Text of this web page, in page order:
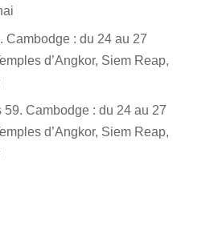
Cambodge : du 24 au 27
d’Angkor, Siem Reap,
59. Cambodge : du 24 au 27
d’Angkor, Siem Reap,